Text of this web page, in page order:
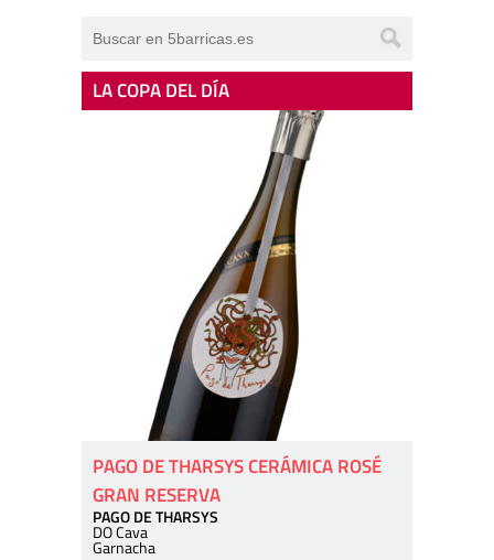
LA COPA DEL DÍA
PAGO DE THARSYS CERÁMICA ROSÉ
GRAN RESERVA
PAGO DE THARSYS
DO Cava
Garnacha